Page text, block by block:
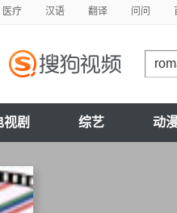
医疗 汉语 翻译 问问
视剧 综艺 动